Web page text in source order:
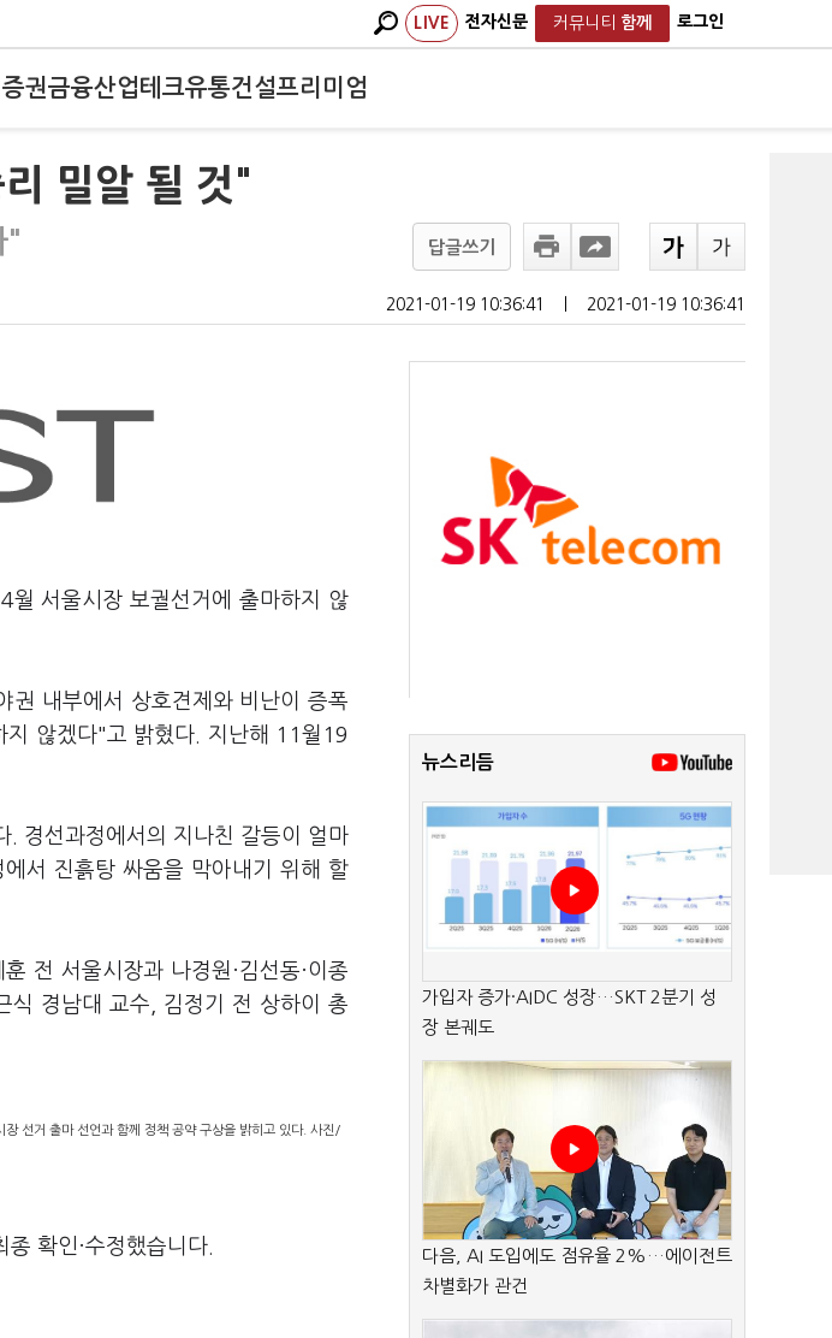
LIVE 전자신문 커뮤니티 함께 로그인
증권금융산업테크유통건설프리미엄
밀알 될 것"
" 답글쓰기
2021-01-19 10:36:41 2021-01-19 10:36:41
서울시장 보궐선거에 출마하지 않
내부에서 상호견제와 비난이 증폭
지 않겠다"고 밝혔다. 지난해 11월19
. 경선과정에서의 지나친 갈등이 얼마
서 진흙탕 싸움을 막아내기 위해 할
전 서울시장과 나경원·김선동·이종
식 경남대 교수, 김정기 전 상하이 총
선거 출마 선언과 함께 정책 공약 구상을 밝히고 있다. 사진/
확인·수정했습니다.
뉴스리듬
가입자 증가·AIDC 성장…SKT 2분기 성
장 본궤도
다음, AI 도입에도 점유율 2%…에이전트
차별화가 관건